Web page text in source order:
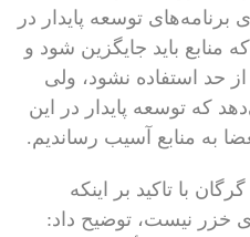
توسعه پایدار در
باید جایگزین شود و
حد استفاده نشود، ولی
که توسعه پایدار در این
به منابع آسیب رساندیم.
با تاکید بر اینکه
خزر نیست، توضیح داد: